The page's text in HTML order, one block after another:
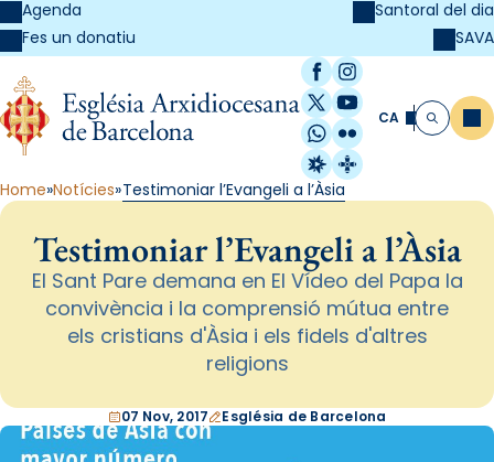
Agenda
Fes un donatiu
Santoral del dia
SAVA
Facebook
Instagram
X / Twitter
YouTube
WhatsApp
Flickr
Radio Estel
Catalunya
CA Cerca
Home Notícies Testimoniar l’Evangeli a l’Àsia
Testimoniar l’Evangeli a l’Àsia
El Sant Pare demana en El Vídeo del Papa la
convivència i la comprensió mútua entre
els cristians d'Àsia i els fidels d'altres
religions
07 Nov, 2017 Església de Barcelona